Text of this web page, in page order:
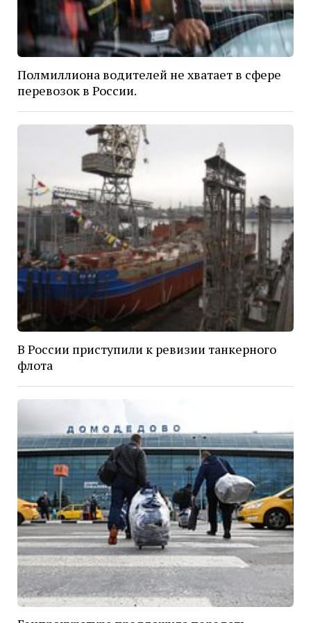
Полмиллиона водителей не хватает в сфере
перевозок в России.
В России приступили к ревизии танкерного
флота